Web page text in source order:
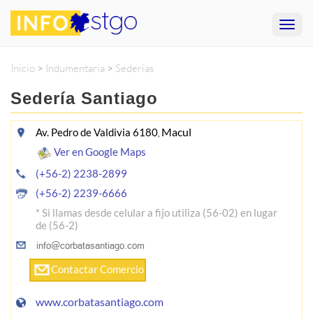
Inicio > Indumentaria > Sederías
Sedería Santiago
Av. Pedro de Valdivia 6180 Macul
Ver en Google Maps
(+56-2) 2238-2899
(+56-2) 2239-6666
* Si llamas desde celular a fijo utiliza (56-02) en lugar
de (56-2)
Contactar Comercio
www.corbatasantiago.com